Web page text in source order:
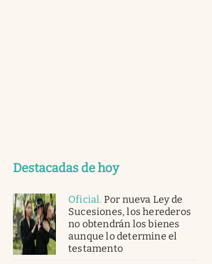
Destacadas de hoy
Oficial. Por nueva Ley de
Sucesiones, los herederos
no obtendrán los bienes
aunque lo determine el
testamento